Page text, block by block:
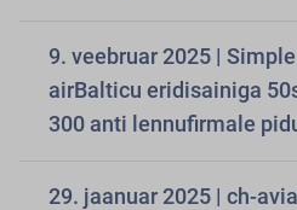
9. veebruar 2025 |
airBalticu eridisainiga
300 anti lennufirmale
29. jaanuar 2025 | ch-